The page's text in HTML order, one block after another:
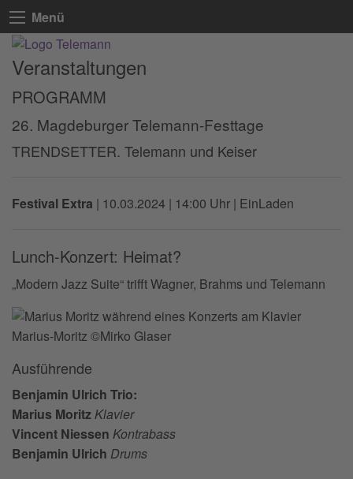
Menü
Veranstaltungen
PROGRAMM
26. Magdeburger Telemann-Festtage
TRENDSETTER. Telemann und Keiser
Festival Extra | 10.03.2024 | 14:00 Uhr | EinLaden
Lunch-Konzert: Heimat?
„Modern Jazz Suite“ trifft Wagner, Brahms und Telemann
Marius-Moritz ©Mirko Glaser
Ausführende
Benjamin Ulrich Trio:
Marius MoritzKlavier
Vincent Niessen Kontrabass
Benjamin Ulrich Drums